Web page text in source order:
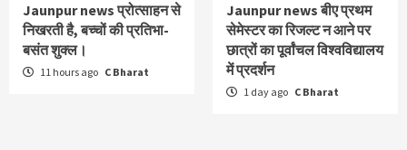
Jaunpur news प्रोत्साहन से
निखरती है, बच्चों की प्रतिभा-
बसंत शुक्ल।
11 hours ago C Bharat
Jaunpur news बीए प्रथम
सेमेस्टर का रिजल्ट न आने पर
छात्रों का पूर्वांचल विश्वविद्यालय
में प्रदर्शन
1 day ago C Bharat